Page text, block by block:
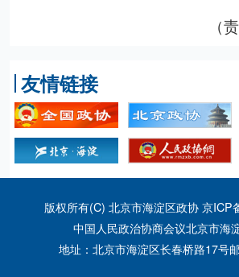
（
友情链接
版权所有(C) 北京市海淀区政协 京ICP
中国人民政治协商会议北京市海
地址：北京市海淀区长春桥路17号